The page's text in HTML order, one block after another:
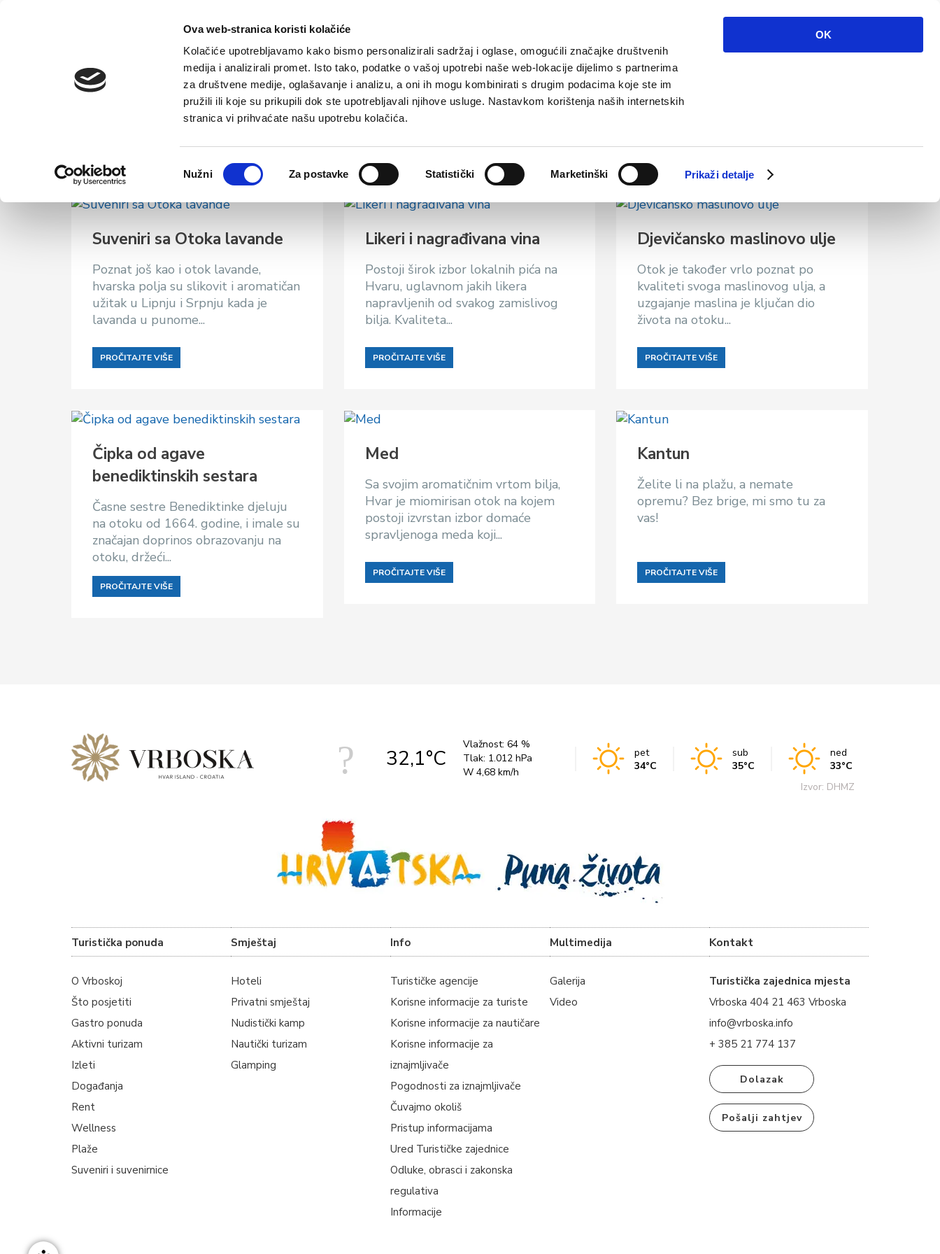
Ova web-stranica koristi kolačiće
Kolačiće upotrebljavamo kako bismo personalizirali sadržaj i oglase, omogućili značajke društvenih
medija i analizirali promet. Isto tako, podatke o vašoj upotrebi naše web-lokacije dijelimo s partnerima
za društvene medije, oglašavanje i analizu, a oni ih mogu kombinirati s drugim podacima koje ste im
pružili ili koje su prikupili dok ste upotrebljavali njihove usluge. Nastavkom korištenja naših internetskih
stranica vi prihvaćate našu upotrebu kolačića.
pristanka
Nužni Za postavke Statistički Marketinški Prikaži detalje
OK
Početna Turistička ponuda
Suveniri i suvenirnice
Suveniri sa Otoka lavande
Poznat još kao i otok lavande,
hvarska polja su slikovit i aromatičan
užitak u Lipnju i Srpnju kada je
lavanda u punome...
PROČITAJTE VIŠE
Likeri i nagrađivana vina
Postoji širok izbor lokalnih pića na
Hvaru, uglavnom jakih likera
napravljenih od svakog zamislivog
bilja. Kvaliteta...
PROČITAJTE VIŠE
Djevičansko maslinovo ulje
Otok je također vrlo poznat po
kvaliteti svoga maslinovog ulja, a
uzgajanje maslina je ključan dio
života na otoku...
PROČITAJTE VIŠE
Čipka od agave
benediktinskih sestara
Časne sestre Benediktinke djeluju
na otoku od 1664. godine, i imale su
značajan doprinos obrazovanju na
otoku, držeći...
PROČITAJTE VIŠE
Med
Sa svojim aromatičnim vrtom bilja,
Hvar je miomirisan otok na kojem
postoji izvrstan izbor domaće
spravljenoga meda koji...
PROČITAJTE VIŠE
Kantun
Želite li na plažu, a nemate
opremu? Bez brige, mi smo tu za
vas!
PROČITAJTE VIŠE
32,1°C
Vlažnost: 64 %
Tlak: 1.012 hPa
W 4,68 km/h
pet
34°C
sub
35°C
ned
33°C
Izvor: DHMZ
Turistička ponuda
O Vrboskoj
Što posjetiti
Gastro ponuda
Aktivni turizam
Izleti
Događanja
Rent
Wellness
Plaže
Suveniri i suvenirnice
Smještaj
Hoteli
Privatni smještaj
Nudistički kamp
Nautički turizam
Glamping
Info
Turističke agencije
Korisne informacije za turiste
Korisne informacije za nautičare
Korisne informacije za
iznajmljivače
Pogodnosti za iznajmljivače
Čuvajmo okoliš
Pristup informacijama
Ured Turističke zajednice
Odluke, obrasci i zakonska
regulativa
Informacije
Multimedija
Galerija
Video
Kontakt
Turistička zajednica mjesta
Vrboska 404 21 463 Vrboska
info@vrboska.info
+ 385 21 774 137
Dolazak
Pošalji zahtjev